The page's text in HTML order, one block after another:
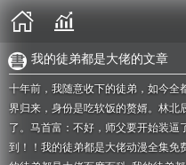
我的徒弟都是大佬的文章
十年前，我随意收下的徒弟，如今全
界归来，身份是吃软饭的赘婿。林北
了。马首富：不好，师父要开始装
到！！ 我的徒弟都是大佬动漫全集免